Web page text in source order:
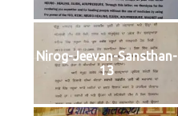
Nirog-Jeevan-Sansthan-
13